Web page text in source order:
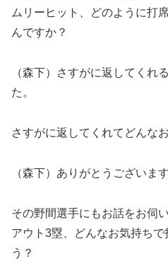
ムリーヒット、どのように打
んですか？
（森下）さすがに返してくれ
た。
さすがに返してくれてどんな
（森下）ありがとうございます
その野間選手にもお話をお伺
アウト3塁、どんなお気持ちで
う？